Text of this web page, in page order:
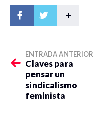
+
ENTRADA ANTERIOR
Claves para
pensar un
sindicalismo
feminista